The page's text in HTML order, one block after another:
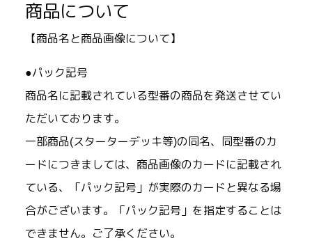
商品について
【商品名と商品画像について】
●パック記号
商品名に記載されている型番の商品を発送させてい
ただいております。
一部商品(スターターデッキ等)の同名、同型番のカ
ードにつきましては、商品画像のカードに記載され
ている、「パック記号」が実際のカードと異なる場
合がございます。「パック記号」を指定することは
できません。ご了承ください。